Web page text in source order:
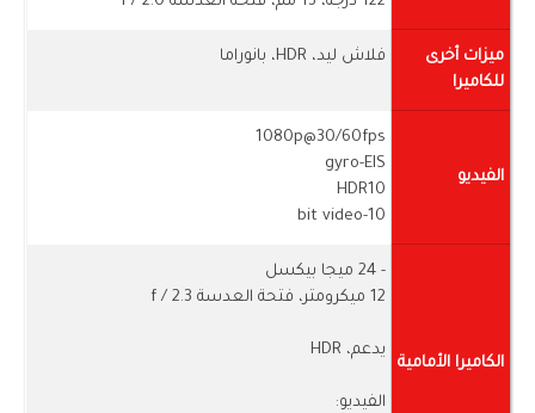
ميزات أخرى
للكاميرا
فلاش ليد، HDR، بانوراما
الفيديو
1080p@30/60fps
gyro-EIS
HDR10
10-bit video
الكاميرا الأمامية
- 24 ميجا بيكسل
12 ميكرومتر، فتحة العدسة f / 2.3
يدعم، HDR
الفيديو: